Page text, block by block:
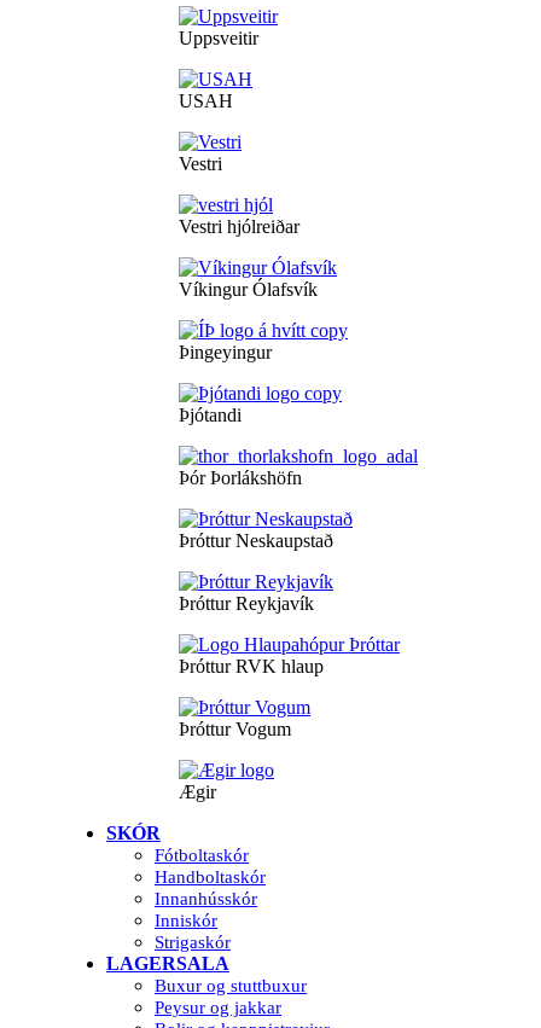
Uppsveitir
USAH
Vestri
Vestri hjólreiðar
Víkingur Ólafsvík
Þingeyingur
Þjótandi
Þór Þorlákshöfn
Þróttur Neskaupstað
Þróttur Reykjavík
Þróttur RVK hlaup
Þróttur Vogum
Ægir
SKÓR
Fótboltaskór
Handboltaskór
Innanhússkór
Inniskór
Strigaskór
LAGERSALA
Buxur og stuttbuxur
Peysur og jakkar